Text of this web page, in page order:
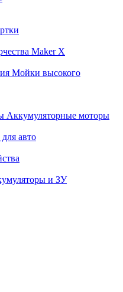
Maker X
Мойки высокого
Аккумуляторные моторы
авто
и ЗУ